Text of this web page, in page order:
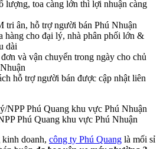
lượng, toa càng lớn thì lợi nhuận càng
tri ân, hỗ trợ người bán Phú Nhuận
hàng cho đại lý, nhà phân phối lớn &
dài
và vận chuyển trong ngày cho chủ
hỗ trợ người bán được cập nhật liên
Phú Quang khu vực Phú Nhuận
doanh, công ty Phú Quang là mối sỉ